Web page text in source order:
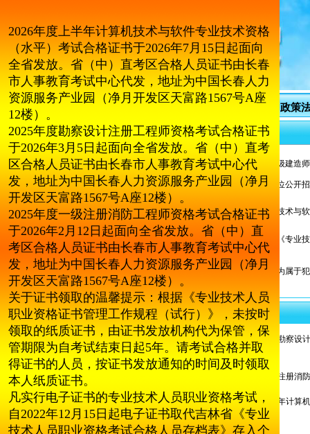
中心简介 考试动态 政策
更多>>
中华人民共和国人力资源和社会保障部令 第...
关于启用吉林省二级建造
2023年省直事业单位公开
关于通信和计算机技术与
书取...
关于电子证书取代《专业
表》的...
人事考试中以下行为属于
更多>>
更多>>
关于2026年度全国勘察设
的...
关于2026年度一级注册消
关于2026年度下半年计算
考...
2026年度上半年计算机技术与软件专业技术资格
（水平）考试合格证书于2026年7月15日起面向
全省发放。省（中）直考区合格人员证书由长春
市人事教育考试中心代发，地址为中国长春人力
资源服务产业园（净月开发区天富路1567号A座
12楼）。
2025年度勘察设计注册工程师资格考试合格证书
于2026年3月5日起面向全省发放。省（中）直考
区合格人员证书由长春市人事教育考试中心代
发，地址为中国长春人力资源服务产业园（净月
开发区天富路1567号A座12楼）。
2025年度一级注册消防工程师资格考试合格证书
于2026年2月12日起面向全省发放。省（中）直
考区合格人员证书由长春市人事教育考试中心代
发，地址为中国长春人力资源服务产业园（净月
开发区天富路1567号A座12楼）。
关于证书领取的温馨提示：根据《专业技术人员
职业资格证书管理工作规程（试行）》，未按时
领取的纸质证书，由证书发放机构代为保管，保
管期限为自考试结束日起5年。请考试合格并取
得证书的人员，按证书发放通知的时间及时领取
本人纸质证书。
凡实行电子证书的专业技术人员职业资格考试，
自2022年12月15日起电子证书取代吉林省《专业
技术人员职业资格考试合格人员存档表》存入个